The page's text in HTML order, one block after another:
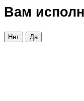
Вам
Нет Да